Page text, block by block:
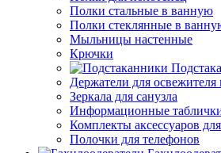
Полки стальные в ванную
Полки стеклянные в
Мыльницы настенные
Крючки
Держатели для освежителя
Зеркала для санузла
Информационные
Комплекты аксессуаров
Полочки для телефонов